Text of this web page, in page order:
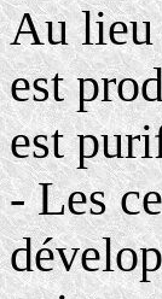
Au lieu
est
est
- Les